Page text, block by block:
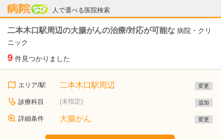
人で選べる医院検索
病院なび
二本木口駅周辺の大腸がんの治療/対応が可能な 病院・クリ
ニック
9 件見つかりました
エリア/駅 二本木口駅周辺 変更
診療科目 (未指定) 追加
詳細条件 大腸がん 変更